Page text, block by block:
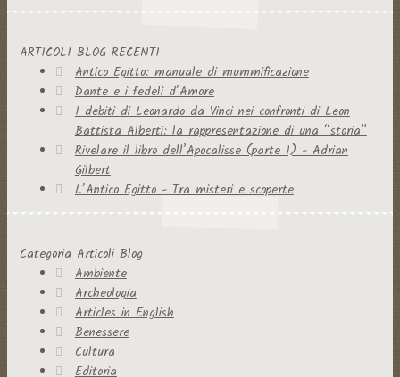
ARTICOLI BLOG RECENTI
Antico Egitto: manuale di mummificazione
Dante e i fedeli d’Amore
I debiti di Leonardo da Vinci nei confronti di Leon
Battista Alberti: la rappresentazione di una “storia”
Rivelare il libro dell’Apocalisse (parte 1) - Adrian
Gilbert
L’Antico Egitto - Tra misteri e scoperte
Categoria Articoli Blog
Ambiente
Archeologia
Articles in English
Benessere
Cultura
Editoria